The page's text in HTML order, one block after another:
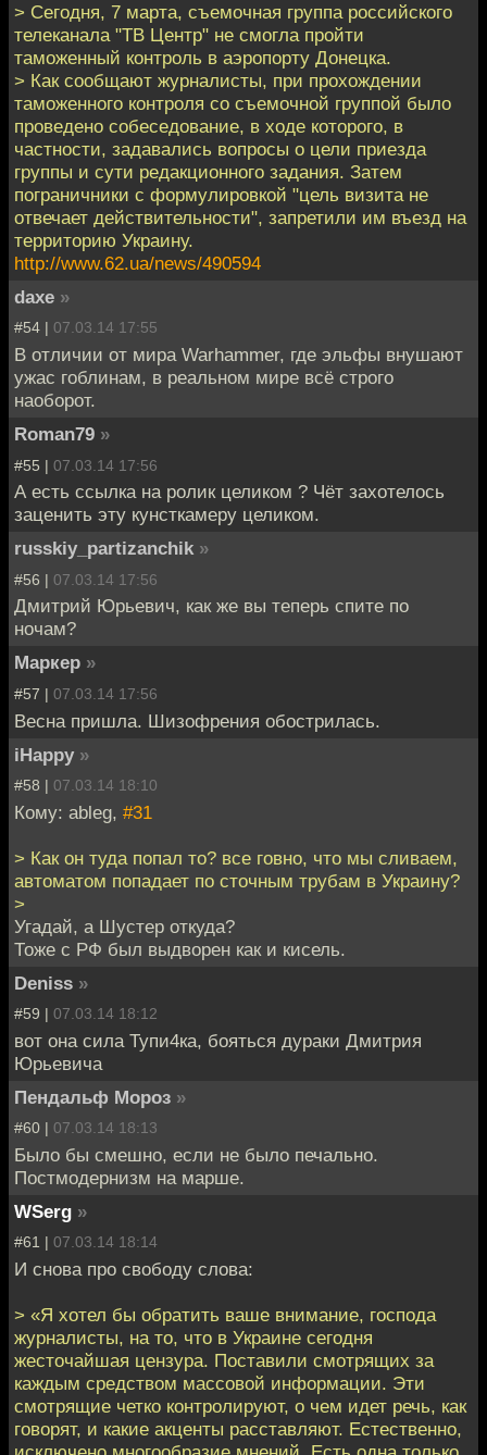
> Сегодня, 7 марта, съемочная группа российского
телеканала "ТВ Центр" не смогла пройти
таможенный контроль в аэропорту Донецка.
> Как сообщают журналисты, при прохождении
таможенного контроля со съемочной группой было
проведено собеседование, в ходе которого, в
частности, задавались вопросы о цели приезда
группы и сути редакционного задания. Затем
пограничники с формулировкой "цель визита не
отвечает действительности", запретили им въезд на
территорию Украину.
http://www.62.ua/news/490594
daxe »
#54 | 07.03.14 17:55
В отличии от мира Warhammer, где эльфы внушают
ужас гоблинам, в реальном мире всё строго
наоборот.
Roman79 »
#55 | 07.03.14 17:56
А есть ссылка на ролик целиком ? Чёт захотелось
заценить эту кунсткамеру целиком.
russkiy_partizanchik »
#56 | 07.03.14 17:56
Дмитрий Юрьевич, как же вы теперь спите по
ночам?
Маркер »
#57 | 07.03.14 17:56
Весна пришла. Шизофрения обострилась.
iHappy »
#58 | 07.03.14 18:10
Кому: ableg, #31
> Как он туда попал то? все говно, что мы сливаем,
автоматом попадает по сточным трубам в Украину?
>
Угадай, а Шустер откуда?
Тоже с РФ был выдворен как и кисель.
Deniss »
#59 | 07.03.14 18:12
вот она сила Тупи4ка, бояться дураки Дмитрия
Юрьевича
Пендальф Мороз »
#60 | 07.03.14 18:13
Было бы смешно, если не было печально.
Постмодернизм на марше.
WSerg »
#61 | 07.03.14 18:14
И снова про свободу слова:
> «Я хотел бы обратить ваше внимание, господа
журналисты, на то, что в Украине сегодня
жесточайшая цензура. Поставили смотрящих за
каждым средством массовой информации. Эти
смотрящие четко контролируют, о чем идет речь, как
говорят, и какие акценты расставляют. Естественно,